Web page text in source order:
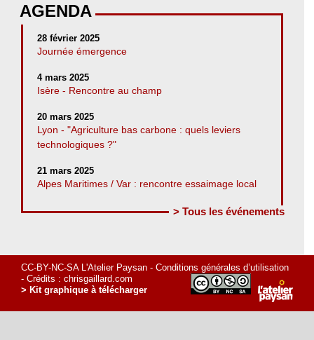
AGENDA
28 février 2025
Journée émergence
4 mars 2025
Isère - Rencontre au champ
20 mars 2025
Lyon - "Agriculture bas carbone : quels leviers
technologiques ?"
21 mars 2025
Alpes Maritimes / Var : rencontre essaimage local
> Tous les événements
CC-BY-NC-SA L'Atelier Paysan - Conditions générales d’utilisation
- Crédits : chrisgaillard.com
> Kit graphique à télécharger